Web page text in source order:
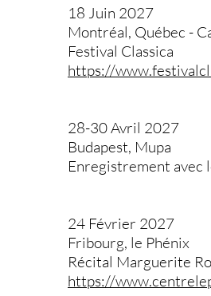
18 Juin 2027
Montréal, Québec -
Festival Classica
https://
28-30 Avril 2027
Budapest, Mupa
Enregistrement avec
24 Février 2027
Fribourg, le Phénix
Récital Marguerite
https://